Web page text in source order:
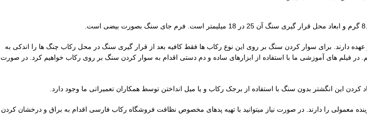
33 عدد چنگ وظبفه نگهداری از سنگ را بر عهده دارند. برای سوار کردن سنگ بر روی این نوع رکاب ها فقط کافیه بعد از قرار گیری سنگ در محل رکاب چنگ ها را اندکی به
فیلم های آموزشی ما با استفاده از ابزارهای ساده و دم دستی اقدام به سوار کردن سنگ بر روی رکاب خواهیم کرد. در صورت
معمولی را دارند. در صورت نیاز میتوانید با تهیه پدهای مخصوص نظافت فروشگاه رکاب فارسی اقدام به براق و درخشان کردن